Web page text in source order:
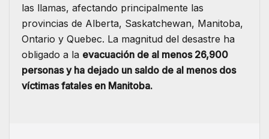
las llamas, afectando principalmente las
provincias de Alberta, Saskatchewan, Manitoba,
Ontario y Quebec. La magnitud del desastre ha
obligado a la evacuación de al menos 26,900
personas y ha dejado un saldo de al menos dos
víctimas fatales en Manitoba.